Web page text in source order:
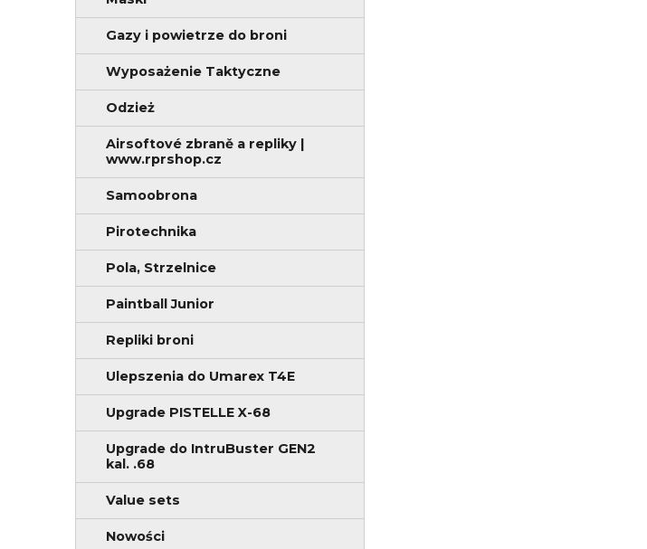
n
y
i
Gazy i powietrze do broni
Wyposażenie Taktyczne
Odzież
Airsoftové zbraně a repliky |
www.rprshop.cz
Samoobrona
Pirotechnika
Pola, Strzelnice
Paintball Junior
Repliki broni
Ulepszenia do Umarex T4E
Upgrade PISTELLE X-68
Upgrade do IntruBuster GEN2
kal. .68
Value sets
Nowości